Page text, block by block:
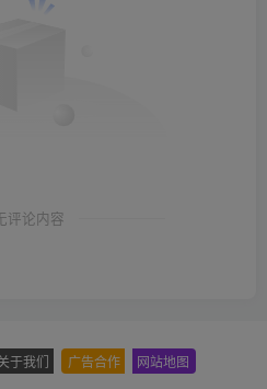
评论内容
于我们 广告合作 网站地图